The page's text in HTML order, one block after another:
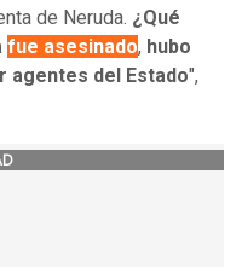
de Neruda. ¿Qué
fue asesinado, hubo
agentes del Estado",